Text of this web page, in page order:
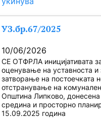
УЗ.бр.67/2025
10/06/2026
СЕ ОТФРЛА иницијативата
оценување на уставноста и
затворање на постоечката
отстранување на
Општина Липково,
средина и просторно
15.09.2025 година